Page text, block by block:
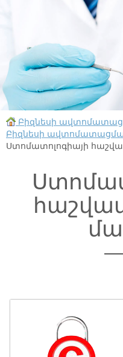
Բիզնեսի
Բիզնեսի
Ստոմատոլոգիայի